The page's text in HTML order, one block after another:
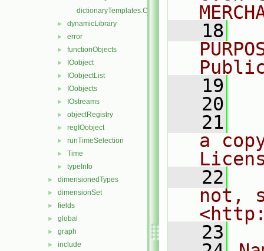
dictionaryTemplates.C
► dynamicLibrary
► error
► functionObjects
► IOobject
► IOobjectList
► IOobjects
► IOstreams
► objectRegistry
► regIOobject
► runTimeSelection
► Time
► typeInfo
► dimensionedTypes
► dimensionSet
► fields
► global
► graph
► include
   18
   19
   20
   21
a
   22
not,
   23